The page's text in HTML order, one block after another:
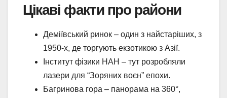
Цікаві факти про райони
Деміївський ринок – один з найстаріших, з
1950-х, де торгують екзотикою з Азії.
Інститут фізики НАН – тут розробляли
лазери для “Зоряних воєн” епохи.
Багринова гора – панорама на 360°,